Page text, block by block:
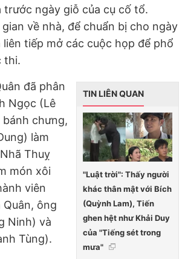
trước ngày giỗ của cụ cố tổ.
về nhà, để chuẩn bị cho ngày
liên tiếp mở các cuộc họp để phổ
thi.
TIN LIÊN QUAN
"Luật trời": Thấy người
khác thân mật với Bích
(Quỳnh Lam), Tiến
ghen hệt như Khải Duy
của "Tiếng sét trong
mưa"
đã phân
Ngọc (Lê
bánh chưng,
làm
Thuỵ
món xôi
viên
Quân, ông
Ninh) và
Tùng).